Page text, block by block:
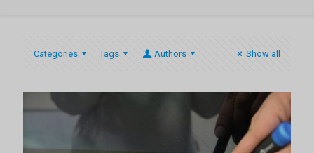
Categories Tags Authors Show all